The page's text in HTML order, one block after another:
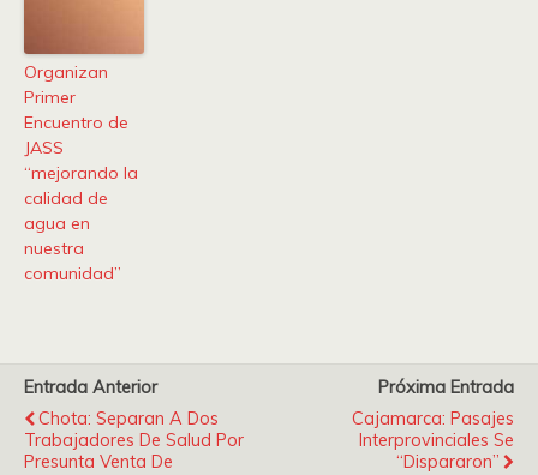
Organizan
Primer
Encuentro de
JASS
“mejorando la
calidad de
agua en
nuestra
comunidad”
Entrada Anterior
Chota: Separan A Dos
Trabajadores De Salud Por
Presunta Venta De
Próxima Entrada
Cajamarca: Pasajes
Interprovinciales Se
“dispararon”